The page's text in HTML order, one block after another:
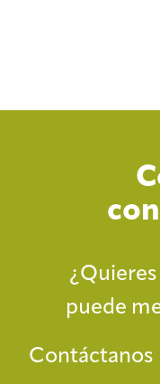
puede
Contáctanos